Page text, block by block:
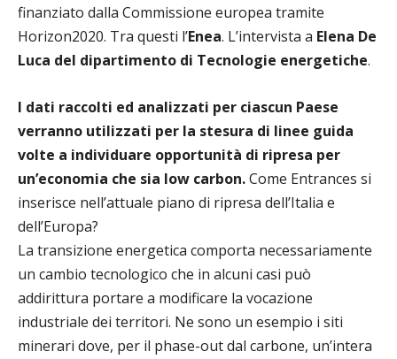
finanziato dalla Commissione europea tramite
Horizon2020. Tra questi l’Enea. L’intervista a Elena De
Luca del dipartimento di Tecnologie energetiche.
I dati raccolti ed analizzati per ciascun Paese
verranno utilizzati per la stesura di linee guida
volte a individuare opportunità di ripresa per
un’economia che sia low carbon.Come Entrances si
inserisce nell’attuale piano di ripresa dell’Italia e
dell’Europa?
La transizione energetica comporta necessariamente
un cambio tecnologico che in alcuni casi può
addirittura portare a modificare la vocazione
industriale dei territori. Ne sono un esempio i siti
minerari dove, per il phase-out dal carbone, un’intera